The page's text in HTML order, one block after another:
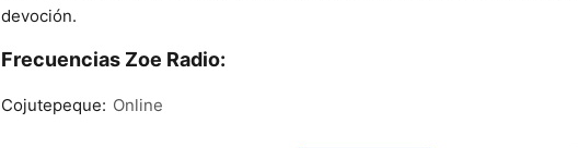
devoción.
Frecuencias Zoe Radio:
Cojutepeque: Online